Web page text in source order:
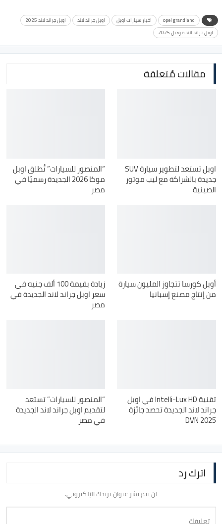
opel grandland اخبار سيارات اوبل اوبل جراند لاند
اوبل جراند لاند 2025
اوبل جراند لاند موديل 2025
مقالات مُتعلقة
اوبل تستعد لتطوير سيارة SUV
جديدة بالشراكة مع ليب موتور
الصينية
“المنصور للسيارات” تُطلق اوبل
موكا 2026 الجديدة رسميًا في
مصر
أوبل كورسا تتجاوز المليون سيارة
من إنتاج مصنع إسبانيا
زيادة بقيمة 100 ألف جنيه في
سعر اوبل جراند لاند الجديدة في
مصر
تقنية Intelli-Lux HD في اوبل
جراند لاند الجديدة تحصد جائزة
DVN 2025
“المنصور للسيارات” تستعد
لتقديم اوبل جراند لاند الجديدة
في مصر
اترك رد
لن يتم نشر عنوان بريدك الإلكتروني.